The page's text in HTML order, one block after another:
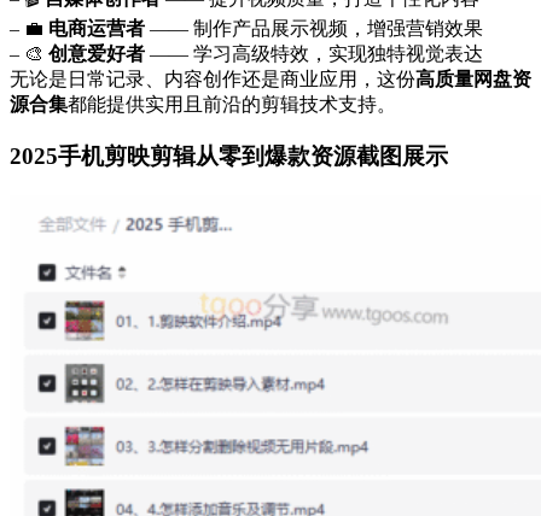
– 💼 电商运营者 —— 制作产品展示视频，增强营销效果
– 🎨 创意爱好者 —— 学习高级特效，实现独特视觉表达
无论是日常记录、内容创作还是商业应用，这份高质量网盘资
源合集都能提供实用且前沿的剪辑技术支持。
2025手机剪映剪辑从零到爆款资源截图展示